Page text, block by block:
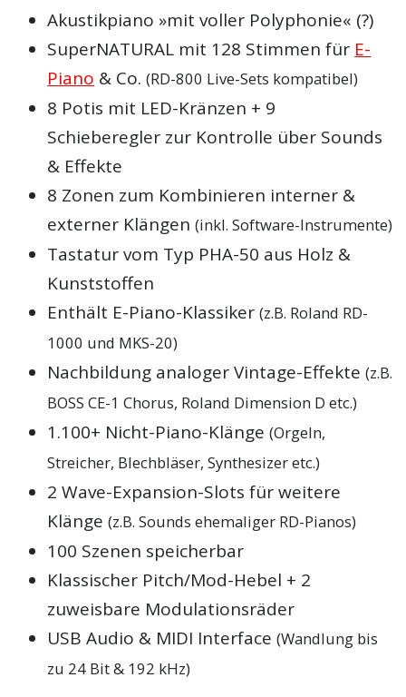
Akustikpiano »mit voller Polyphonie« (?)
SuperNATURAL mit 128 Stimmen für E-
Piano & Co.(RD-800 Live-Sets kompatibel)
8 Potis mit LED-Kränzen + 9
Schieberegler zur Kontrolle über Sounds
& Effekte
8 Zonen zum Kombinieren interner &
externer Klängen(inkl. Software-Instrumente)
Tastatur vom Typ PHA-50 aus Holz &
Kunststoffen
Enthält E-Piano-Klassiker(z.B. Roland RD-
1000 und MKS-20)
Nachbildung analoger Vintage-Effekte(z.B.
BOSS CE-1 Chorus, Roland Dimension D etc.)
1.100+ Nicht-Piano-Klänge(Orgeln,
Streicher, Blechbläser, Synthesizer etc.)
2 Wave-Expansion-Slots für weitere
Klänge(z.B. Sounds ehemaliger RD-Pianos)
100 Szenen speicherbar
Klassischer Pitch/Mod-Hebel + 2
zuweisbare Modulationsräder
USB Audio & MIDI Interface(Wandlung bis
zu 24 Bit & 192 kHz)